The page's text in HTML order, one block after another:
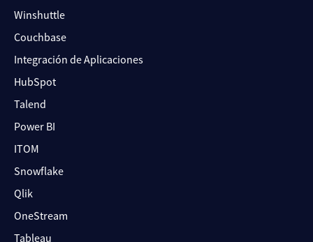
Winshuttle
Couchbase
Integración de Aplicaciones
HubSpot
Talend
Power BI
ITOM
Snowflake
Qlik
OneStream
Tableau